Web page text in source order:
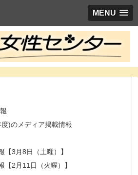
MENU
)のメディア掲載情報
【3月8日（土曜）】
【2月11日（火曜）】